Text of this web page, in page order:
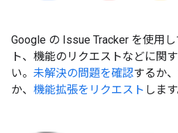
Google の Issue Tracker を使用
ト、機能のリクエストなどに関
い。 未解決の問題を確認するか、
か、 機能拡張をリクエスト します